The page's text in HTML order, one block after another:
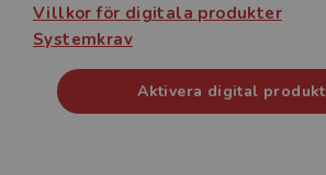
Villkor för digitala produkter
Systemkrav
Aktivera digital produkt